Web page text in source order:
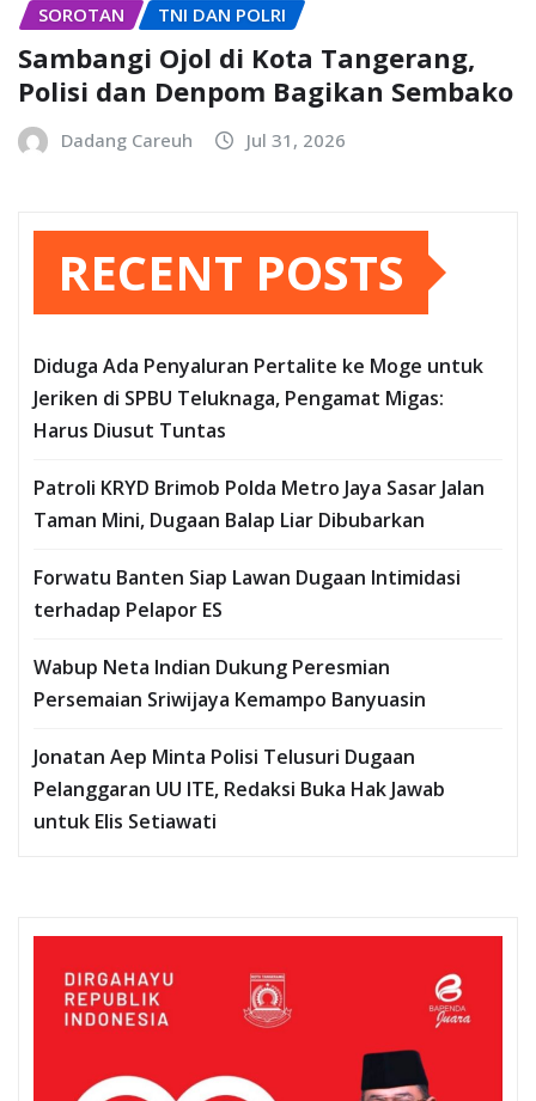
SOROTAN
TNI DAN POLRI
Sambangi Ojol di Kota Tangerang,
Polisi dan Denpom Bagikan Sembako
Dadang Careuh Jul 31, 2026
RECENT POSTS
Diduga Ada Penyaluran Pertalite ke Moge untuk
Jeriken di SPBU Teluknaga, Pengamat Migas:
Harus Diusut Tuntas
Patroli KRYD Brimob Polda Metro Jaya Sasar Jalan
Taman Mini, Dugaan Balap Liar Dibubarkan
Forwatu Banten Siap Lawan Dugaan Intimidasi
terhadap Pelapor ES
Wabup Neta Indian Dukung Peresmian
Persemaian Sriwijaya Kemampo Banyuasin
Jonatan Aep Minta Polisi Telusuri Dugaan
Pelanggaran UU ITE, Redaksi Buka Hak Jawab
untuk Elis Setiawati